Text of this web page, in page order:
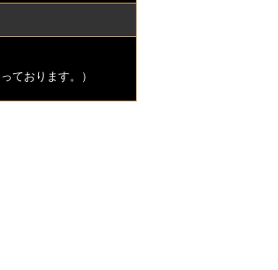
ております。）